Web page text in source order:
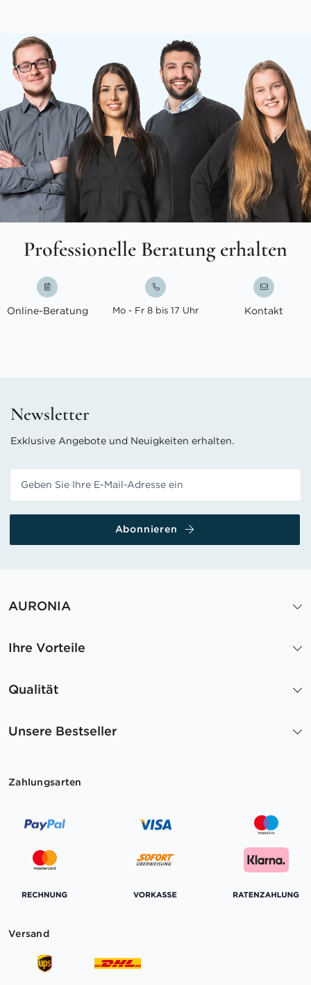
Professionelle Beratung erhalten
Online-Beratung Mo - Fr 8 bis 17 Uhr Kontakt
Newsletter
Exklusive Angebote und Neuigkeiten erhalten.
Abonnieren
AURONIA
Ihre Vorteile
Qualität
Unsere Bestseller
Zahlungsarten
Versand